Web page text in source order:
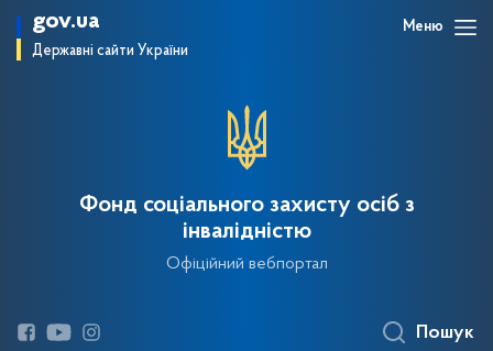
gov.ua
Державні сайти України
Меню
Фонд соціального захисту осіб з
інвалідністю
Офіційний вебпортал
Пошук